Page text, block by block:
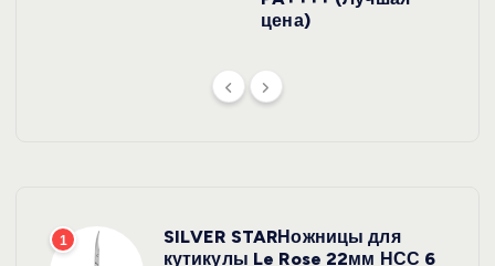
цена)
1
SILVER STARНожницы для
кутикулы Le Rose 22мм НСС 6